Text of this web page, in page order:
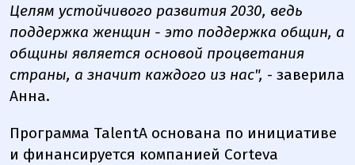
Целям устойчивого развития 2030, ведь
поддержка женщин - это поддержка общин, а
общины является основой процветания
страны, а значит каждого из нас", - заверила
Анна.
Программа TalentA основана по инициативе
и финансируется компанией Corteva